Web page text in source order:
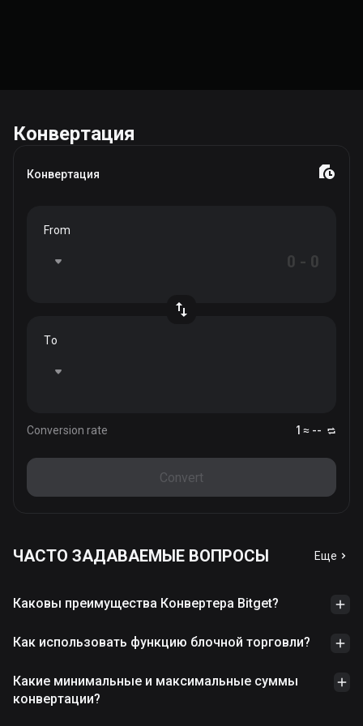
Конвертация
Конвертация
From
To
Conversion rate 1 ≈ --
Convert
ЧАСТО ЗАДАВАЕМЫЕ ВОПРОСЫ Еще
Каковы преимущества Конвертера Bitget?
Как использовать функцию блочной торговли?
Какие минимальные и максимальные суммы
конвертации?